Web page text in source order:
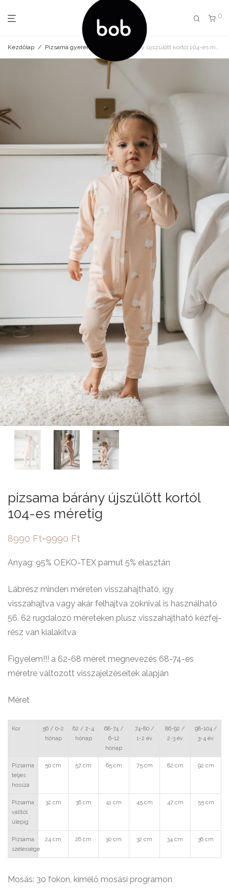
0
Kezdőlap / Pizsama gyerek pizsama bárány újszülött kortól 104-es méretig
pizsama bárány újszülött kortól
104-es méretig
8990 Ft–9990 Ft
Ártartomány:
9990 Ft
Anyag: 95% OEKO-TEX pamut 5% elasztán
Lábrész minden méreten visszahajtható, így
visszahajtva vagy akár felhajtva zoknival is használható
56, 62 rugdalozó méreteken plusz visszahajtható kézfej-
rész van kialakítva
Figyelem!!! a 62-68 méret megnevezés 68-74-es
méretre változott visszajelzéseitek alapján
Méret
Kor
56 / 0-2
hónap
62 / 2-4
hónap
68-74 /
6-12
hónap
74-80 /
1-2 év
86-92 /
2-3 év
98-104 /
3-4 év
Pizsama
teljes
hossza
50 cm 57 cm 65 cm 75 cm 82 cm 92 cm
Pizsama
válltól
ülepig
32 cm 36 cm 41 cm 45 cm 47 cm 55 cm
Pizsama
szélessége
24 cm 26 cm 30 cm 32 cm 34 cm 36 cm
Mosás: 30 fokon, kímélő mosási programon